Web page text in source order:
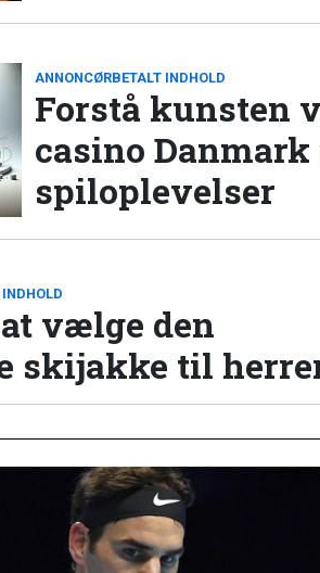
ANNONCØRBETALT INDHOLD
Forstå kunsten
casino Danmark
spiloplevelser
vælge den
skijakke til